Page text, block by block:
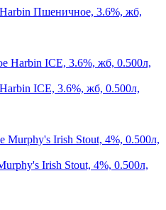
Пшеничное, 3.6%, жб,
ICE, 3.6%, жб, 0.500л,
Irish Stout, 4%, 0.500л,